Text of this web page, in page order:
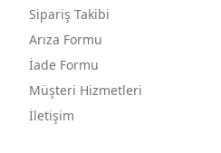
Sipariş Takibi
Arıza Formu
İade Formu
Müşteri Hizmetleri
İletişim